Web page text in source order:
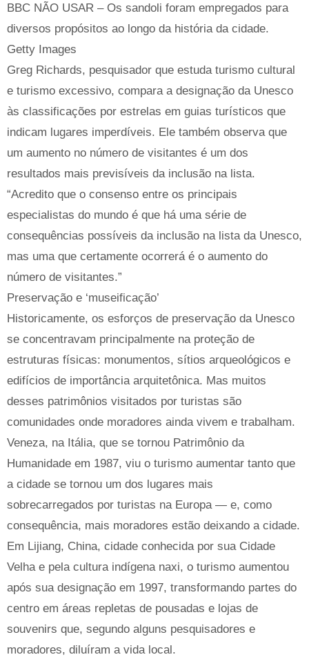
BBC NÃO USAR – Os sandoli foram empregados para
diversos propósitos ao longo da história da cidade.
Getty Images
Greg Richards, pesquisador que estuda turismo cultural
e turismo excessivo, compara a designação da Unesco
às classificações por estrelas em guias turísticos que
indicam lugares imperdíveis. Ele também observa que
um aumento no número de visitantes é um dos
resultados mais previsíveis da inclusão na lista.
“Acredito que o consenso entre os principais
especialistas do mundo é que há uma série de
consequências possíveis da inclusão na lista da Unesco,
mas uma que certamente ocorrerá é o aumento do
número de visitantes.”
Preservação e ‘museificação’
Historicamente, os esforços de preservação da Unesco
se concentravam principalmente na proteção de
estruturas físicas: monumentos, sítios arqueológicos e
edifícios de importância arquitetônica. Mas muitos
desses patrimônios visitados por turistas são
comunidades onde moradores ainda vivem e trabalham.
Veneza, na Itália, que se tornou Patrimônio da
Humanidade em 1987, viu o turismo aumentar tanto que
a cidade se tornou um dos lugares mais
sobrecarregados por turistas na Europa — e, como
consequência, mais moradores estão deixando a cidade.
Em Lijiang, China, cidade conhecida por sua Cidade
Velha e pela cultura indígena naxi, o turismo aumentou
após sua designação em 1997, transformando partes do
centro em áreas repletas de pousadas e lojas de
souvenirs que, segundo alguns pesquisadores e
moradores, diluíram a vida local.